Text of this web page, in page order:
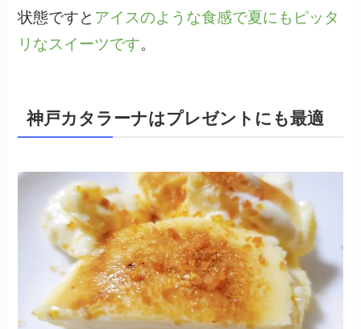
状態ですと アイスのような食感で夏にもピッタ
リなスイーツです。
神戸カタラーナはプレゼントにも最適